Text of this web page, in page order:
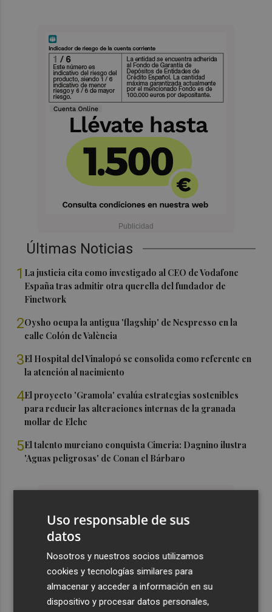
Últimas Noticias
1 La justicia cita como investigado al CEO de Vodafone
España tras admitir otra querella del fundador de
Finetwork
2Oysho ocupa la antigua 'flagship' de Nespresso en la
calle Colón de València
3El Hospital del Vinalopó se consolida como referente en
la atención al nacimiento
4El proyecto 'Gramola' evalúa estrategias sostenibles
para reducir las alteraciones internas de la granada
mollar de Elche
5El talento murciano conquista Cimeria: Dagnino ilustra
'Aguas peligrosas' de Conan el Bárbaro
Uso responsable de sus
datos
Nosotros y nuestros socios utilizamos
cookies y tecnologías similares para
almacenar y acceder a información en su
dispositivo y procesar datos personales,